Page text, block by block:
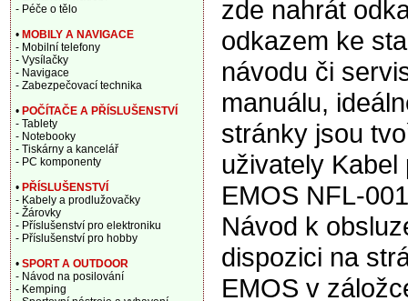
zde nahrát
odkazem ke
návodu či
manuálu,
stránky jsou
uživately
EMOS NFL-
Návod k
dispozici na
EMOS v
- Péče o tělo
• MOBILY A NAVIGACE
- Mobilní telefony
- Vysílačky
- Navigace
- Zabezpečovací technika
• POČÍTAČE A PŘÍSLUŠENSTVÍ
- Tablety
- Notebooky
- Tiskárny a kancelář
- PC komponenty
• PŘÍSLUŠENSTVÍ
- Kabely a prodlužovačky
- Žárovky
- Příslušenství pro elektroniku
- Příslušenství pro hobby
• SPORT A OUTDOOR
- Návod na posilování
- Kemping